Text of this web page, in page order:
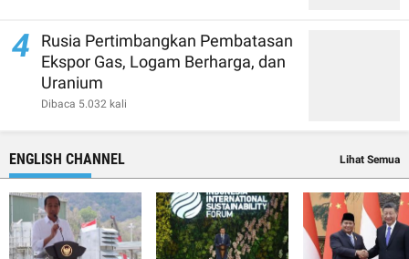
4
Rusia Pertimbangkan Pembatasan
Ekspor Gas, Logam Berharga, dan
Uranium
Dibaca 5.032 kali
ENGLISH CHANNEL Lihat Semua